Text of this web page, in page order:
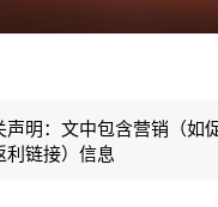
声明：文中包含营销（如
利链接）信息